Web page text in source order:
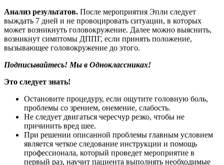
Анализ результатов. После мероприятия Эпли следует
выждать 7 дней и не провоцировать ситуации, в которых
может возникнуть головокружение. Далее можно выяснить,
возникнут симптомы ДППГ, если принять положение,
вызывающее головокружение до этого.
Подписывайтесь! Мы в Одноклассниках!
Это следует знать!
Остановите процедуру, если ощутите головную боль,
проблемы со зрением, онемение, слабость.
Не следует двигаться чересчур резко, чтобы не
причинить вред шее.
При решении описанной проблемы главным условием
является четкое следование инструкции и помощь
профессионала, который проведет мероприятие в
первый раз, научит пациента выполнять необходимые